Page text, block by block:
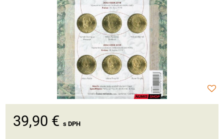
39,90 € s DPH